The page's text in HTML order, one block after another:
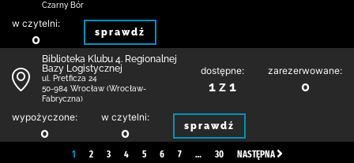
Czarny Bór
w czytelni:
0 sprawdź
Biblioteka Klubu 4. Regionalnej
Bazy Logistycznej
ul. Pretficza 24
50-984 Wrocław (Wrocław-
Fabryczna)
dostępne:
1 z 1
zarezerwowane:
0
wypożyczone:
0
w czytelni:
0 sprawdź
1 2 3 4 5 6 7 … 30 NASTĘPNA